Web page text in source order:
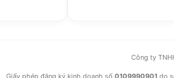
Công ty
Giấy phép đăng ký kinh doanh số 0109990901 do